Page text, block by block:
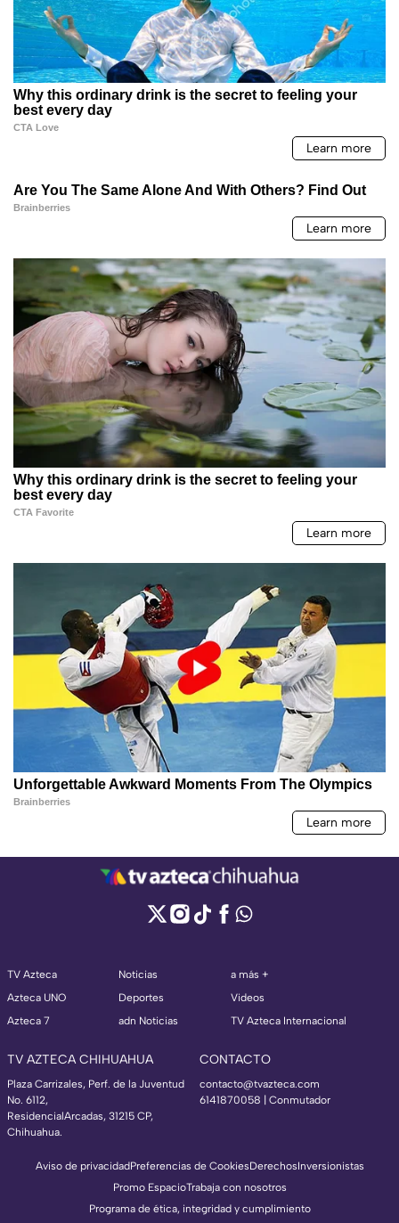
TV Azteca
Azteca UNO
Azteca 7
Noticias
Deportes
adn Noticias
a más +
Videos
TV Azteca Internacional
TV AZTECA CHIHUAHUA
Plaza Carrizales, Perf. de la Juventud
No. 6112,
ResidencialArcadas, 31215 CP,
Chihuahua.
CONTACTO
contacto@tvazteca.com
6141870058 | Conmutador
Aviso de privacidadPreferencias de CookiesDerechosInversionistas
Promo EspacioTrabaja con nosotros
Programa de ética, integridad y cumplimiento